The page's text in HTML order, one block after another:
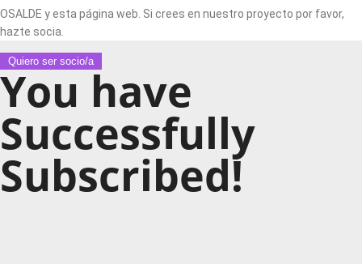
OSALDE y esta página web. Si crees en nuestro proyecto por favor,
hazte socia.
Quiero ser socio/a
You have
Successfully
Subscribed!